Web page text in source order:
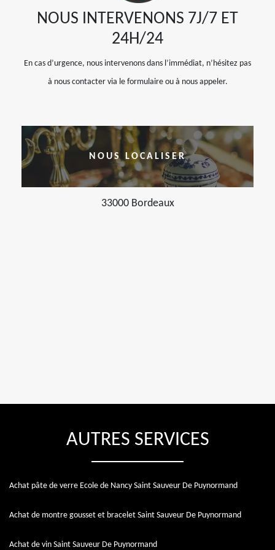
NOUS INTERVENONS 7J/7 ET
24H/24
En cas d’urgence, nous intervenons dans l’immédiat, n’hésitez pas
à nous contacter via le formulaire ou à nous appeler.
NOUS LOCALISER
33000 Bordeaux
AUTRES SERVICES
Achat pâte de verre Ecole de Nancy Saint Sauveur De Puynormand
Achat de montre gousset et bracelet Saint Sauveur De Puynormand
Achat de vin Saint Sauveur De Puynormand